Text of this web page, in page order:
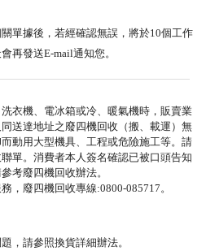
單據後，若經確認無誤，將於10個工作
再發送E-mail通知您。
衣機、電冰箱或冷、暖氣機時，販賣業
送達地址之廢四機回收（搬、載運）無
動用大型機具、工程或危險施工等。請
單。消費者本人簽名確認已被口頭告知
考廢四機回收辦法。
，廢四機回收專線:0800-085717。
，請參照換貨詳細辦法。